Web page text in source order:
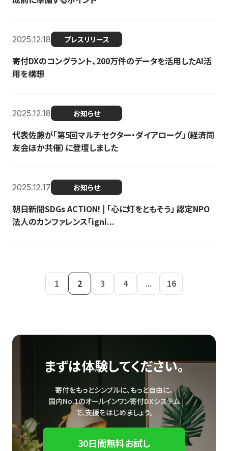
2025.12.18 プレスリリース
寄付DXのコングラント、200万件のデータを活用したAI活
用を構想
2025.12.18 お知らせ
代表佐藤が「第5回マルチセクター・ダイアローグ」（経済同
友会ほか共催）に登壇しました
2025.12.17 お知らせ
朝日新聞SDGs ACTION! | 「心に灯をともそう」 認定NPO
法人のカンファレンス「igni...
1 2 3 4 ... 16
まずは体験してください。
寄付をもっとシンプルに、もっと自由に。
国内No.1のオールインワン寄付DXシステム
で、支援をはじめましょう。
30日間無料お試し